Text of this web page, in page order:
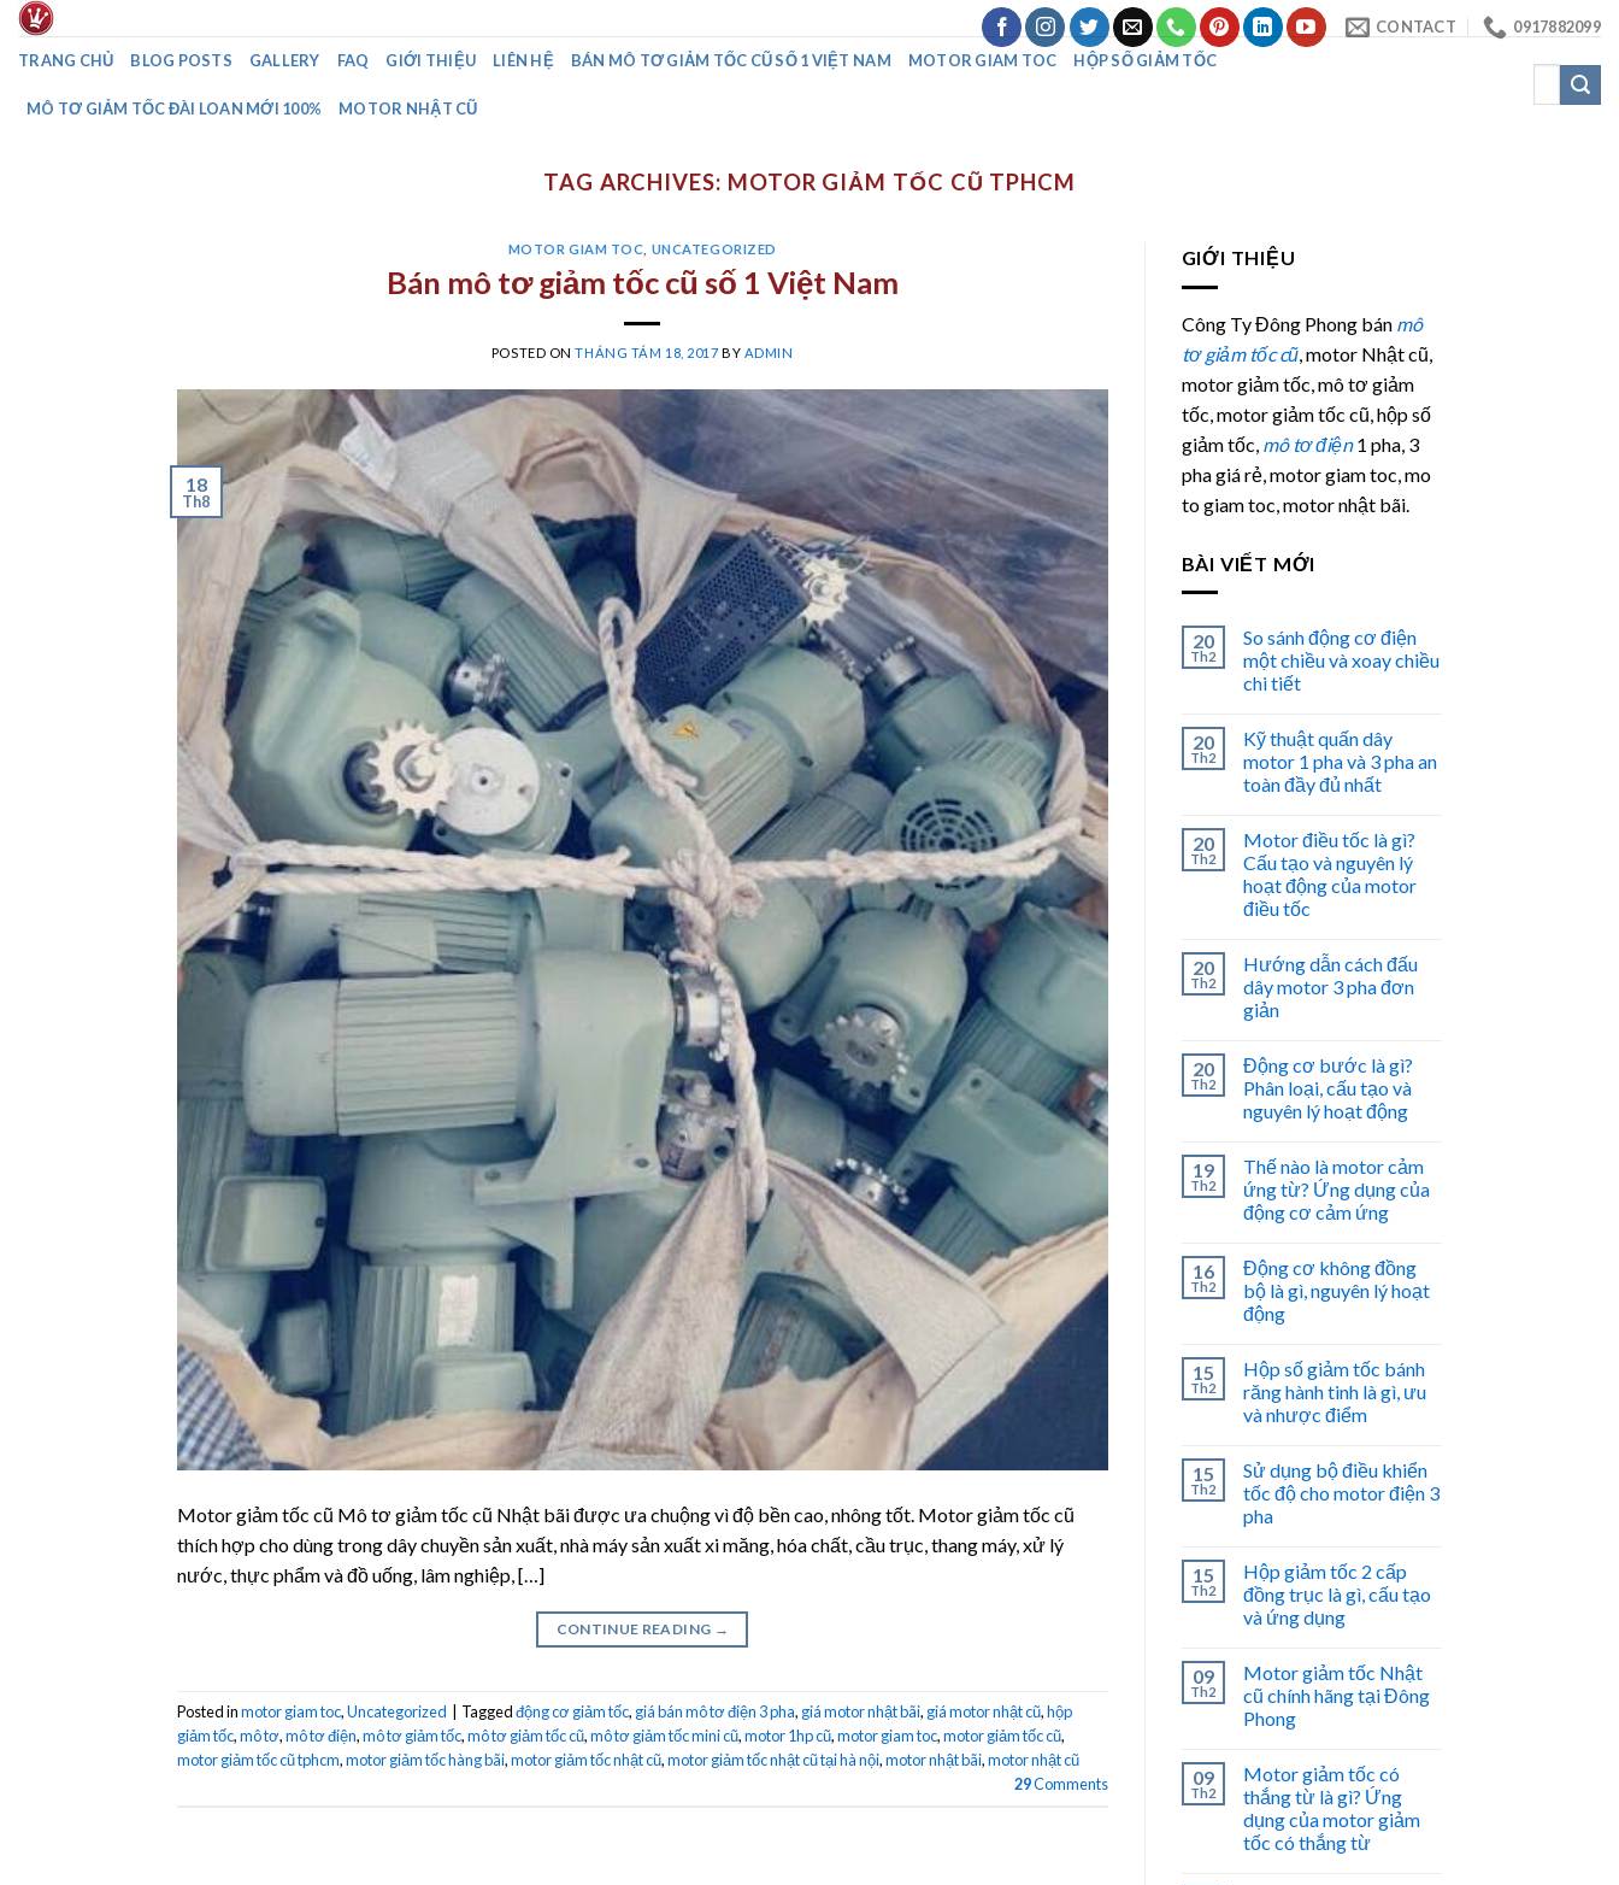
Skip
content
CONTACT
0917882099
TRANG CHỦ
BLOG POSTS GALLERY FAQ GIỚI THIỆU LIÊN HỆ BÁN MÔ TƠ GIẢM TỐC CŨ SỐ 1 VIỆT NAM MOTOR GIAM TOC HỘP SỐ GIẢM TỐC
MÔ TƠ GIẢM TỐC ĐÀI LOAN MỚI 100% MOTOR NHẬT CŨ
TAG ARCHIVES: MOTOR GIẢM TỐC CŨ TPHCM
MOTOR GIAM TOC UNCATEGORIZED
Bán mô tơ giảm tốc cũ số 1 Việt Nam
POSTED ONTHÁNG TÁM 18, 2017 BY ADMIN
18
Th8
Motor giảm tốc cũ Mô tơ giảm tốc cũ Nhật bãi được ưa chuộng vì độ bền cao, nhông tốt. Motor giảm tốc cũ
thích hợp cho dùng trong dây chuyền sản xuất, nhà máy sản xuất xi măng, hóa chất, cầu trục, thang máy, xử lý
nước, thực phẩm và đồ uống, lâm nghiệp, […]
CONTINUE READING →
Posted inmotor giam toc,Uncategorized Taggedđộng cơ giảm tốc, giá bán mô tơ điện 3 pha, giá motor nhật bãi, giá motor nhật cũ,hộp
giảm tốc,mô tơ,mô tơ điện,mô tơ giảm tốc,mô tơ giảm tốc cũ,mô tơ giảm tốc mini cũ,motor 1hp cũ,motor giam toc,motor giảm tốc cũ,
motor giảm tốc cũ tphcm,motor giảm tốc hàng bãi,motor giảm tốc nhật cũ,motor giảm tốc nhật cũ tại hà nội,motor nhật bãi,motor nhật cũ
29Comments
GIỚI THIỆU
Công Ty Đông Phong bán mô
tơ giảm tốc cũ, motor Nhật cũ,
motor giảm tốc, mô tơ giảm
tốc, motor giảm tốc cũ, hộp số
giảm tốc, mô tơ điện1 pha, 3
pha giá rẻ, motor giam toc, mo
to giam toc, motor nhật bãi.
BÀI VIẾT MỚI
20
Th2
So sánh động cơ điện
một chiều và xoay chiều
chi tiết
20
Th2
Kỹ thuật quấn dây
motor 1 pha và 3 pha an
toàn đầy đủ nhất
20
Th2
Motor điều tốc là gì?
Cấu tạo và nguyên lý
hoạt động của motor
điều tốc
20
Th2
Hướng dẫn cách đấu
dây motor 3 pha đơn
giản
20
Th2
Động cơ bước là gì?
Phân loại, cấu tạo và
nguyên lý hoạt động
19
Th2
Thế nào là motor cảm
ứng từ? Ứng dụng của
động cơ cảm ứng
16
Th2
Động cơ không đồng
bộ là gì, nguyên lý hoạt
động
15
Th2
Hộp số giảm tốc bánh
răng hành tinh là gì, ưu
và nhược điểm
15
Th2
Sử dụng bộ điều khiển
tốc độ cho motor điện 3
pha
15
Th2
Hộp giảm tốc 2 cấp
đồng trục là gì, cấu tạo
và ứng dụng
09
Th2
Motor giảm tốc Nhật
cũ chính hãng tại Đông
Phong
09
Th2
Motor giảm tốc có
thắng từ là gì? Ứng
dụng của motor giảm
tốc có thắng từ